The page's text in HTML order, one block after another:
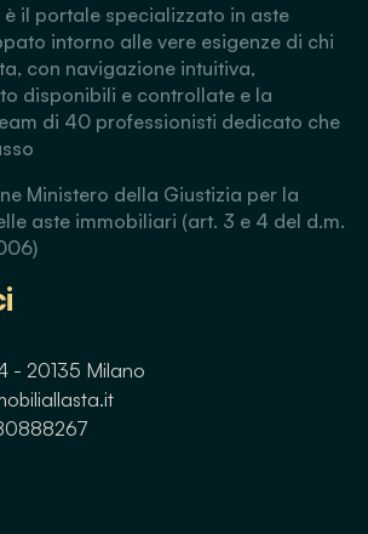
il portale specializzato in aste
intorno alle vere esigenze di chi
con navigazione intuitiva,
disponibili e controllate e la
di 40 professionisti dedicato che
Ministero della Giustizia per la
aste immobiliari (art. 3 e 4 del d.m.
- 20135 Milano